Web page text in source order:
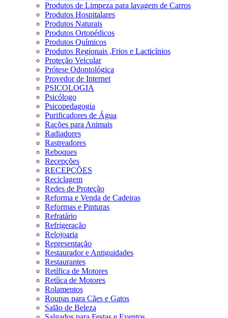
Produtos de Limpeza para lavagem de Carros
Produtos Hospitalares
Produtos Naturais
Produtos Ortopédicos
Produtos Químicos
Produtos Regionais ,Frios e Lacticínios
Proteção Veicular
Prótese Odontológica
Provedor de Internet
PSICOLOGIA
Psicólogo
Psicopedagogia
Purificadores de Água
Rações para Animais
Radiadores
Rastreadores
Reboques
Recepções
RECEPÇÕES
Reciclagem
Redes de Proteção
Reforma e Venda de Cadeiras
Reformas e Pinturas
Refratário
Refrigeração
Relojoaria
Representação
Restaurador e Antiguidades
Restaurantes
Retífica de Motores
Retíica de Motores
Rolamentos
Roupas para Cães e Gatos
Salão de Beleza